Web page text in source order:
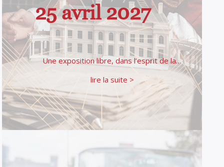
25 avril 2027
Une exposition libre, dans l’esprit de la…
lire la suite >